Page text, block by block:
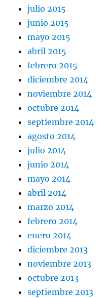
julio 2015
junio 2015
mayo 2015
abril 2015
febrero 2015
diciembre 2014
noviembre 2014
octubre 2014
septiembre 2014
agosto 2014
julio 2014
junio 2014
mayo 2014
abril 2014
marzo 2014
febrero 2014
enero 2014
diciembre 2013
noviembre 2013
octubre 2013
septiembre 2013